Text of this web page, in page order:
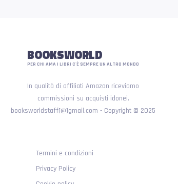
BOOKSWORLD
PER CHI AMA I LIBRI C'È SEMPRE UN ALTRO MONDO
In qualità di affiliati Amazon riceviamo
commissioni su acquisti idonei.
booksworldstaff[@]gmail.com - Copyright © 2025
Termini e condizioni
Privacy Policy